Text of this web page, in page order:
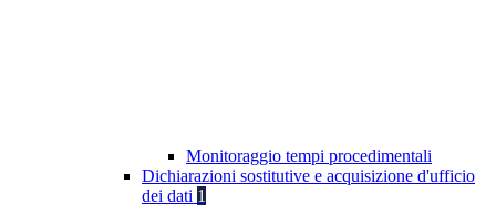
Monitoraggio tempi procedimentali
Dichiarazioni sostitutive e acquisizione d'ufficio
dei dati 1